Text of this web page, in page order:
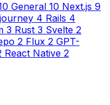
General 10 Next.js 9
4 Rails 4
3 Rust 3 Svelte 2
2 Flux 2 GPT-
React Native 2